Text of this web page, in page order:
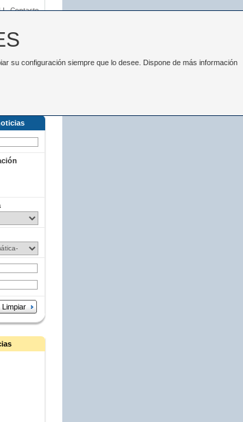
| Contacto
Limpiar
su configuración siempre que lo desee. Dispone de más información